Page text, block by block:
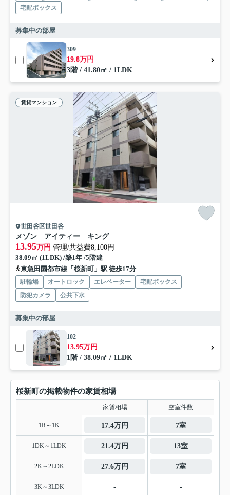
宅配ボックス
募集中の部屋
309
19.8万円
3階 / 41.80㎡ / 1LDK
賃貸マンション
世田谷区世田谷
メゾン アイティー キング
13.95万円 管理/共益費8,100円
38.09㎡ (1LDK) /築1年 /5階建
東急田園都市線「桜新町」駅 徒歩17分
駐輪場 オートロック エレベーター
宅配ボックス
防犯カメラ
公共下水
募集中の部屋
102
13.95万円
1階 / 38.09㎡ / 1LDK
桜新町の掲載物件の家賃相場
家賃相場 空室件数
1R～1K 17.4万円 7室
1DK～1LDK 21.4万円 13室
2K～2LDK 27.6万円 7室
3K～3LDK - -